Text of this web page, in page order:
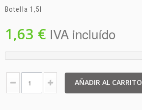
Botella 1,5l
1,63 € IVA incluído
AÑADIR AL CARRITO